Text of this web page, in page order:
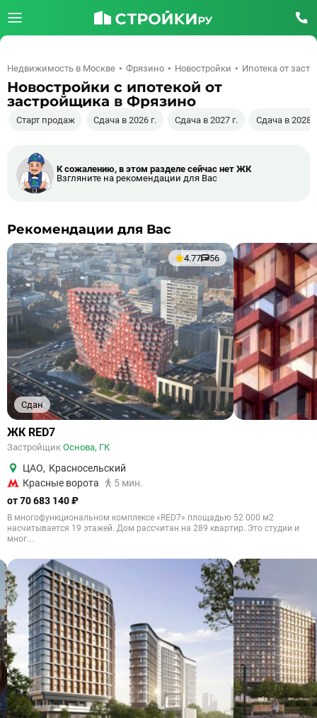
Недвижимость в Москве Фрязино Новостройки Ипотека от
Новостройки с ипотекой от
застройщика в Фрязино
Старт продаж Сдача в 2026 г. Сдача в 2027 г. Сдача в 2028
К сожалению, в этом разделе сейчас нет ЖК
Взгляните на рекомендации для Вас
Рекомендации для Вас
Сдан
4.77 56
ЖК RED7
Застройщик Основа, ГК
ЦАО, Красносельский
Красные ворота
5 мин.
от 70 683 140 ₽
В многофункциональном комплексе «RED7» площадью 52 000 м2
насчитывается 19 этажей. Дом рассчитан на 289 квартир. Это студии и
мног...